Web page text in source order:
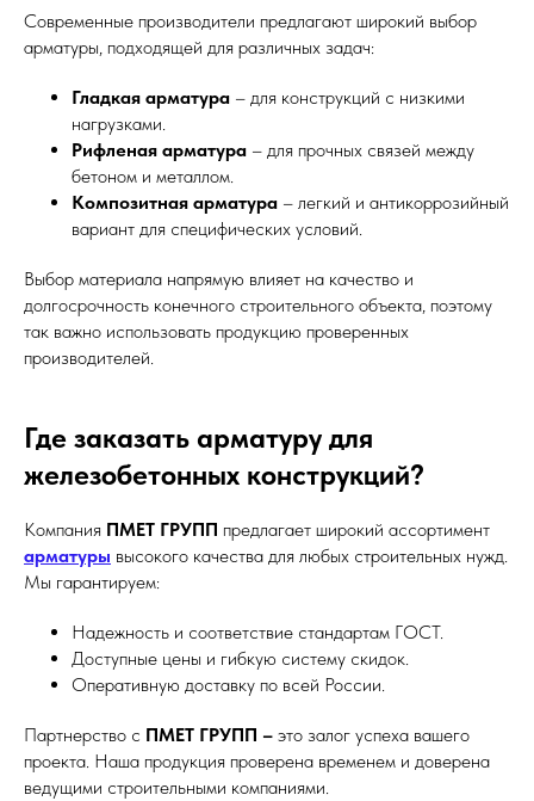
Современные производители предлагают широкий выбор
арматуры, подходящей для различных задач:
Гладкая арматура – для конструкций с низкими
нагрузками.
Рифленая арматура – для прочных связей между
бетоном и металлом.
Композитная арматура – легкий и антикоррозийный
вариант для специфических условий.
Выбор материала напрямую влияет на качество и
долгосрочность конечного строительного объекта, поэтому
так важно использовать продукцию проверенных
производителей.
Где заказать арматуру для
железобетонных конструкций?
Компания ПМЕТ ГРУПП предлагает широкий ассортимент
арматуры высокого качества для любых строительных нужд.
Мы гарантируем:
Надежность и соответствие стандартам ГОСТ.
Доступные цены и гибкую систему скидок.
Оперативную доставку по всей России.
Партнерство с ПМЕТ ГРУПП – это залог успеха вашего
проекта. Наша продукция проверена временем и доверена
ведущими строительными компаниями.